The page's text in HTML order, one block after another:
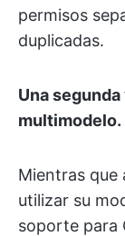
permisos
duplicadas.
Una
multimodelo.
Mientras que
utilizar su
soporte para